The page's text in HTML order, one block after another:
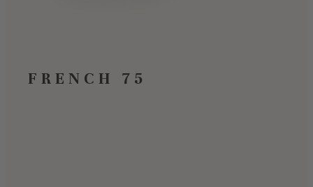
FRENCH 75